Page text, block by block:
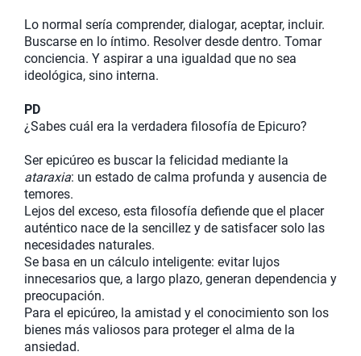
Lo normal sería comprender, dialogar, aceptar, incluir.
Buscarse en lo íntimo. Resolver desde dentro. Tomar
conciencia. Y aspirar a una igualdad que no sea
ideológica, sino interna.
PD
¿Sabes cuál era la verdadera filosofía de Epicuro?
Ser epicúreo es buscar la felicidad mediante la
ataraxia: un estado de calma profunda y ausencia de
temores.
Lejos del exceso, esta filosofía defiende que el placer
auténtico nace de la sencillez y de satisfacer solo las
necesidades naturales.
Se basa en un cálculo inteligente: evitar lujos
innecesarios que, a largo plazo, generan dependencia y
preocupación.
Para el epicúreo, la amistad y el conocimiento son los
bienes más valiosos para proteger el alma de la
ansiedad.